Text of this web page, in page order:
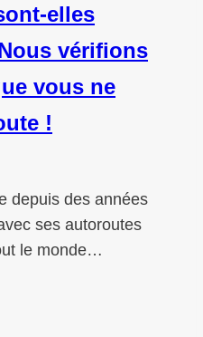
elles
vérifions
vous ne
!
depuis des années
ses autoroutes
le monde…